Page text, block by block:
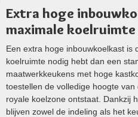
Extra hoge
maximale koelruimte
Een extra hoge inbouwkoelkast is
koelruimte nodig hebt dan een
maatwerkkeukens met hoge
toestellen de volledige hoogte
royale koelzone ontstaat. Dankzij
blijven zowel de indeling als het